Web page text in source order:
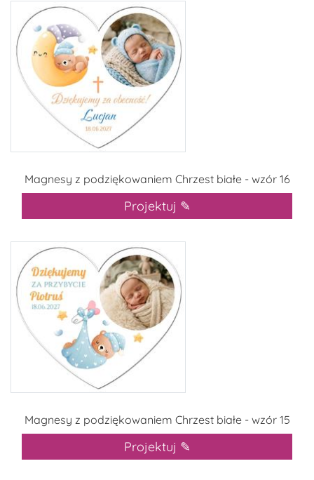
Magnesy z podziękowaniem Chrzest białe - wzór 16
Projektuj ✎
Magnesy z podziękowaniem Chrzest białe - wzór 15
Projektuj ✎